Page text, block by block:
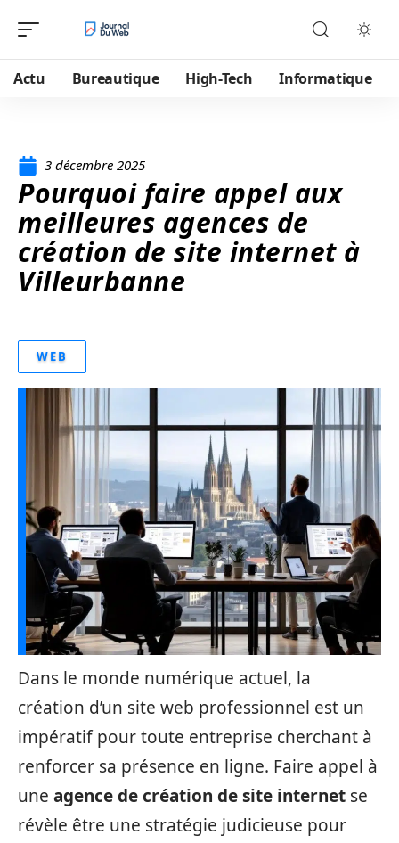
Actu Bureautique High-Tech Informatique
3 décembre 2025
Pourquoi faire appel aux
meilleures agences de
création de site internet à
Villeurbanne
WEB
Dans le monde numérique actuel, la
création d’un site web professionnel est un
impératif pour toute entreprise cherchant à
renforcer sa présence en ligne. Faire appel à
une agence de création de site internet se
révèle être une stratégie judicieuse pour